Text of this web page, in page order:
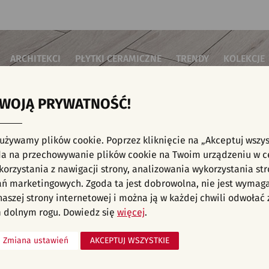
ARCHITEKCI PŁYTKI CERAMICZNE TRENDY KOLEKCJE
do sypialni
kuchenne
łazienkowe
na schody
na taras
komercyjne
Płytki ścienne
Płytki cegiełki
Płytki drewnopodobne
Płytki heksagonalne
Płytki jodełka
Płytki kamienne
Płytki kolorowe
Płytki
Płytki we
KAFELKI - KUCHNIA, PŁYTKI ŚCIENNE,
PRYWATNOŚĆ!
plików cookie. Poprzez kliknięcie na „Akceptuj
na przechowywanie plików cookie na Twoim urządzeniu w
z nawigacji strony, analizowania wykorzystania
marketingowych. Zgoda ta jest dobrowolna, nie jest
strony internetowej i można ją w każdej chwili odwołać
dolnym rogu. Dowiedz się więcej.
Zmiana ustawień AKCEPTUJ WSZYSTKIE